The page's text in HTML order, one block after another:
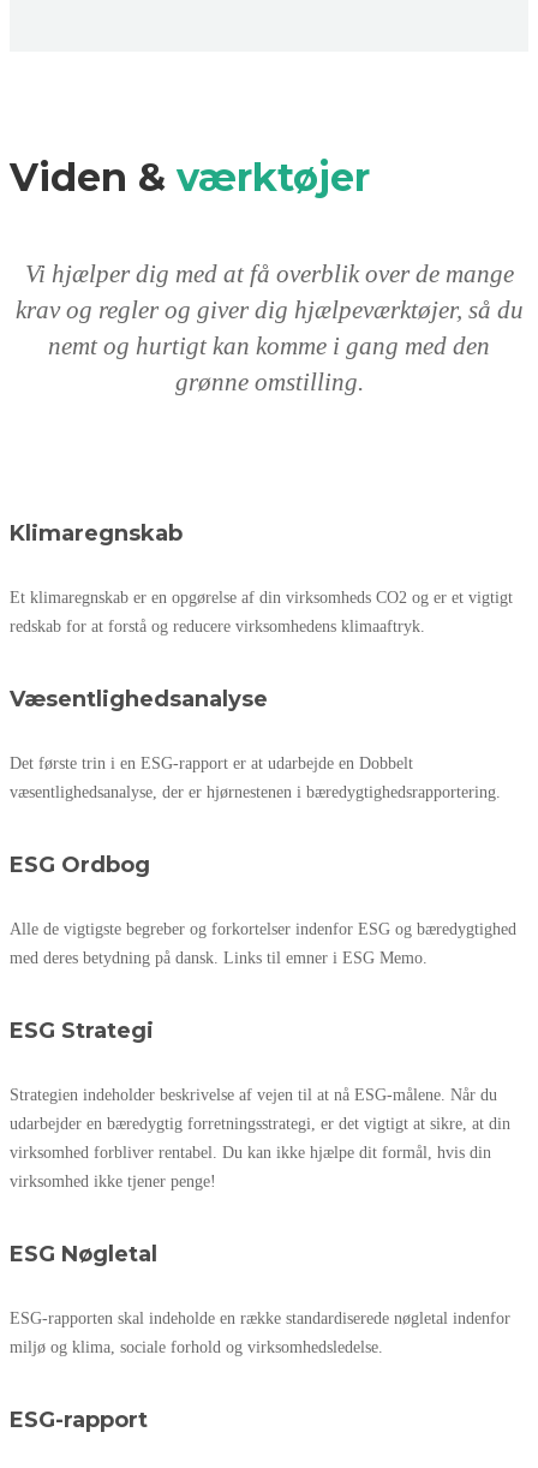
Viden & værktøjer
Vi hjælper dig med at få overblik over de mange
krav og regler og giver dig hjælpeværktøjer, så du
nemt og hurtigt kan komme i gang med den
grønne omstilling.
Klimaregnskab
Et klimaregnskab er en opgørelse af din virksomheds CO2 og er et vigtigt
redskab for at forstå og reducere virksomhedens klimaaftryk.
Væsentlighedsanalyse
Det første trin i en ESG-rapport er at udarbejde en Dobbelt
væsentlighedsanalyse, der er hjørnestenen i bæredygtighedsrapportering.
ESG Ordbog
Alle de vigtigste begreber og forkortelser indenfor ESG og bæredygtighed
med deres betydning på dansk. Links til emner i ESG Memo.
ESG Strategi
Strategien indeholder beskrivelse af vejen til at nå ESG-målene. Når du
udarbejder en bæredygtig forretningsstrategi, er det vigtigt at sikre, at din
virksomhed forbliver rentabel. Du kan ikke hjælpe dit formål, hvis din
virksomhed ikke tjener penge!
ESG Nøgletal
ESG-rapporten skal indeholde en række standardiserede nøgletal indenfor
miljø og klima, sociale forhold og virksomhedsledelse.
ESG-rapport